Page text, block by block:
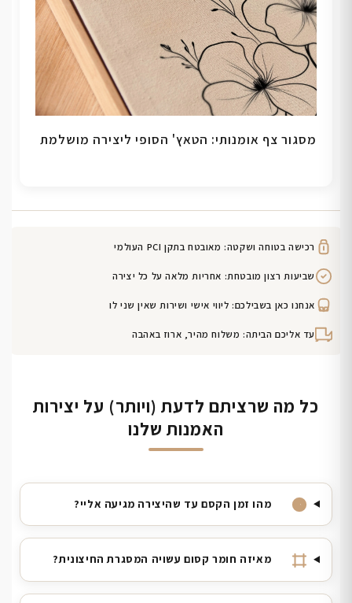
מסגור צף אומנותי: הטאץ' הסופי ליצירה מושלמת
רכישה בטוחה ושקטה: מאובטח בתקן PCI העולמי
שביעות רצון מובטחת: אחריות מלאה על כל יצירה
אנחנו כאן בשבילכם: ליווי אישי ושירות שאין שני לו
עד אליכם הביתה: משלוח מהיר, ארוז באהבה
כל מה שרציתם לדעת (ויותר) על יצירות
האמנות שלנו
מהו זמן הקסם עד שהיצירה מגיעה אליי?
מאיזה חומר קסום עשויה המסגרת החיצונית?